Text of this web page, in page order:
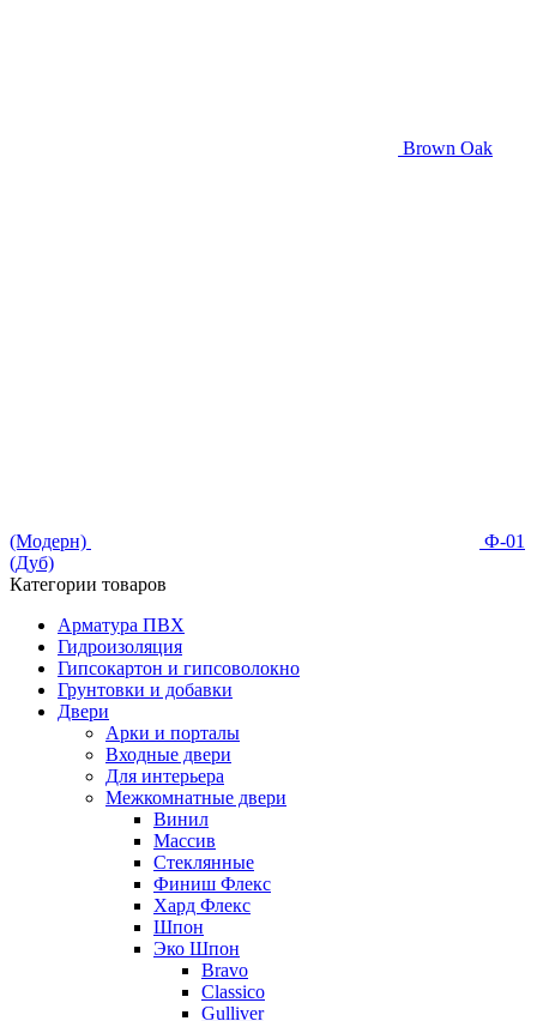
Brown Oak
(Модерн)
Ф-01
(Дуб)
Категории товаров
Арматура ПВХ
Гидроизоляция
Гипсокартон и гипсоволокно
Грунтовки и добавки
Двери
Арки и порталы
Входные двери
Для интерьера
Межкомнатные двери
Винил
Массив
Стеклянные
Финиш Флекс
Хард Флекс
Шпон
Эко Шпон
Bravo
Classico
Gulliver